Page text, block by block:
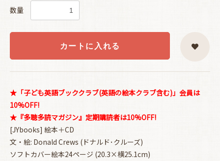
数量
カートに入れる
★「子ども英語ブッククラブ(英語の絵本クラブ含む)」会員は
10%OFF!
★『多聴多読マガジン』定期購読者は10%OFF!
[JYbooks] 絵本＋CD
文・絵: Donald Crews (ドナルド･クルーズ)
ソフトカバー絵本24ページ (20.3×横25.1cm)